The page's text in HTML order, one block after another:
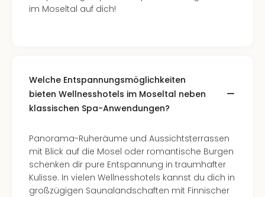
im Moseltal auf dich!
Welche Entspannungsmöglichkeiten
bieten Wellnesshotels im Moseltal neben
klassischen Spa-Anwendungen?
Panorama-Ruheräume und Aussichtsterrassen
mit Blick auf die Mosel oder romantische Burgen
schenken dir pure Entspannung in traumhafter
Kulisse. In vielen Wellnesshotels kannst du dich in
großzügigen Saunalandschaften mit Finnischer